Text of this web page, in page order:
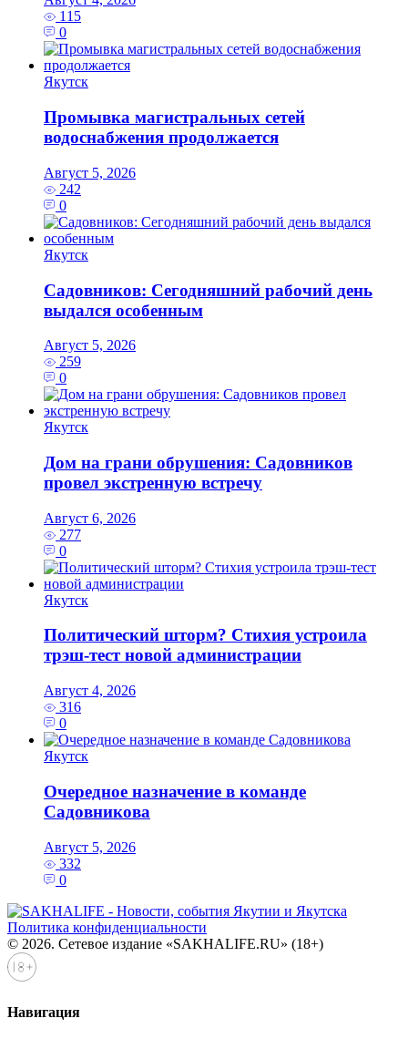
115
0
Якутск
Промывка магистральных сетей
водоснабжения продолжается
Август 5, 2026
242
0
Якутск
Садовников: Сегодняшний рабочий день
выдался особенным
Август 5, 2026
259
0
Якутск
Дом на грани обрушения: Садовников
провел экстренную встречу
Август 6, 2026
277
0
Якутск
Политический шторм? Стихия устроила
трэш-тест новой администрации
Август 4, 2026
316
0
Якутск
Очередное назначение в команде
Садовникова
Август 5, 2026
332
0
Политика конфиденциальности
© 2026. Сетевое издание «SAKHALIFE.RU» (18+)
Навигация